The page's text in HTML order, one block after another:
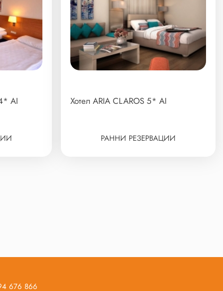
AI Хотел ARIA CLAROS 5* AI
РАННИ РЕЗЕРВАЦИИ
676 866